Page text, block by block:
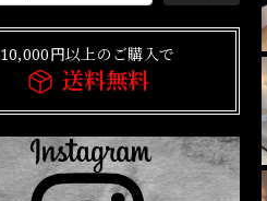
10,000円以上のご購入で
送料無料